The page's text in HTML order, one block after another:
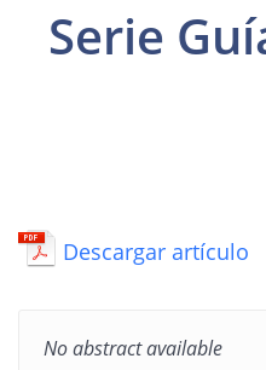
Serie
Descargar artículo
No abstract available